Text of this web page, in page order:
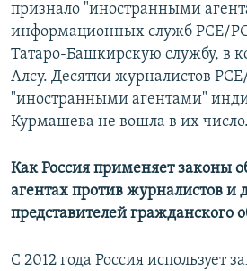
признало "иностранными
информационных служб РСЕ/РС
Татаро-Башкирскую службу, в
Алсу. Десятки журналистов
"иностранными агентами"
Курмашева не вошла в их число.
Как Россия применяет законы
агентах против журналистов и
представителей гражданского
С 2012 года Россия использует